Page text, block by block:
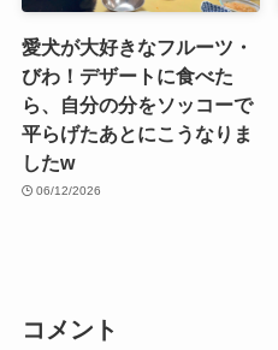
愛犬が大好きなフルーツ・
びわ！デザートに食べた
ら、自分の分をソッコーで
平らげたあとにこうなりま
したw
06/12/2026
コメント